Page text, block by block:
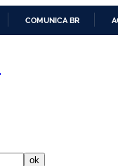
COMUNICA BR